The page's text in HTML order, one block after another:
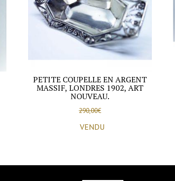
PETITE COUPELLE EN ARGENT
MASSIF, LONDRES 1902, ART
NOUVEAU.
290,00€
VENDU